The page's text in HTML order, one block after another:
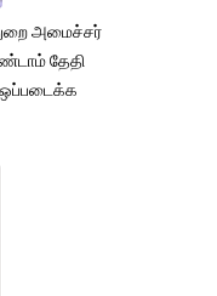
அமைச்சர்
தேதி
ஒப்படைக்க